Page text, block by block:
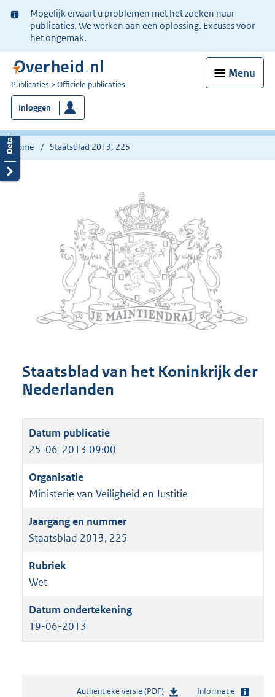
Ter
informatie:
Mogelijk ervaart u problemen met het zoeken naar
publicaties. We werken aan een oplossing. Excuses voor
het ongemak.
Menu
U
bent
nu
hier:
Publicaties Officiële publicaties
Inloggen
Home Staatsblad 2013, 225
Staatsblad van het Koninkrijk der
Nederlanden
25-06-2013 09:00
Ministerie van Veiligheid en Justitie
Staatsblad 2013, 225
Wet
19-06-2013
Authentieke versie (PDF)b
Informatie